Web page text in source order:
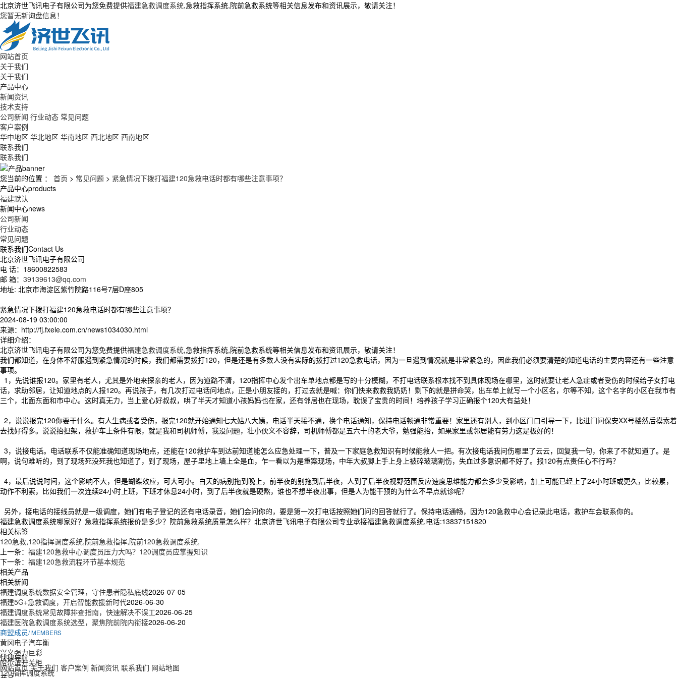
北京济世飞讯电子有限公司为您免费提供福建急救调度系统,急救指挥系统,院前急救系统等相关信息发布和资讯展示，敬请关注！
您暂无新询盘信息！
网站首页
关于我们
关于我们
产品中心
新闻资讯
技术支持
公司新闻 行业动态 常见问题
客户案例
华中地区 华北地区 华南地区 西北地区 西南地区
联系我们
联系我们
您当前的位置 ： 首页 > 常见问题 > 紧急情况下拨打福建120急救电话时都有哪些注意事项？
产品中心products
福建默认
新闻中心news
公司新闻
行业动态
常见问题
联系我们Contact Us
北京济世飞讯电子有限公司
电 话：18600822583
邮 箱： 39139613@qq.com
地址: 北京市海淀区紫竹院路116号7层D座805
紧急情况下拨打福建120急救电话时都有哪些注意事项？
2024-08-19 03:00:00
来源：http://fj.fxele.com.cn/news1034030.html
详细介绍：
北京济世飞讯电子有限公司为您免费提供福建急救调度系统,急救指挥系统,院前急救系统等相关信息发布和资讯展示，敬请关注！
我们都知道，在身体不舒服遇到紧急情况的时候，我们都需要拨打120，但是还是有多数人没有实际的拨打过120急救电话，因为一旦遇到情况就是非常紧急的，因此我们必须要清楚的知道电话的主要内容还有一些注意
事项。
1，先说谁报120。家里有老人，尤其是外地来探亲的老人，因为道路不清，120指挥中心发个出车单地点都是写的十分模糊，不打电话联系根本找不到具体现场在哪里，这时就要让老人急症或者受伤的时候给子女打电
话，求助邻居，让知道地点的人报120。再说孩子，有几次打过电话问地点，正是小朋友接的，打过去就是喊：你们快来救救我奶奶！剩下的就是拼命哭，出车单上就写一个小区名，尔等不知，这个名字的小区在我市有
三个，北面东面和市中心。这时真无力，当上爱心好叔叔，哄了半天才知道小孩妈妈也在家，还有邻居也在现场，耽误了宝贵的时间！培养孩子学习正确报个120大有益处！
2，说说报完120你要干什么。有人生病或者受伤，报完120就开始通知七大姑八大姨，电话半天接不通，换个电话通知，保持电话畅通非常重要！家里还有别人，到小区门口引导一下，比进门问保安XX号楼然后摸索着
去找好得多。说说抬担架，救护车上条件有限，就是我和司机师傅，我没问题，壮小伙义不容辞，司机师傅都是五六十的老大爷，勉强能抬，如果家里或邻居能有劳力这是极好的！
3，说接电话。电话联系不仅能准确知道现场地点，还能在120救护车到达前知道能怎么应急处理一下，普及一下家庭急救知识有时候能救人一把。有次接电话我问伤哪里了云云，回复我一句，你来了不就知道了。是
啊，说句难听的，到了现场死没死我也知道了，到了现场，屋子里地上墙上全是血，乍一看以为是重案现场，中年大叔脚上手上身上被碎玻璃割伤，失血过多意识都不好了。报120有点责任心不行吗？
4，最后说说时间，这个影响不大，但是蝴蝶效应，可大可小。白天的病别拖到晚上，前半夜的别拖到后半夜，人到了后半夜视野范围反应速度思维能力都会多少受影响，加上可能已经上了24小时班或更久，比较累，
动作不利索，比如我们一次连续24小时上班，下班才休息24小时，到了后半夜就是硬熬，谁也不想半夜出事，但是人为能干预的为什么不早点就诊呢？
另外，接电话的接线员就是一级调度，她们有电子登记的还有电话录音，她们会问你的，要是第一次打电话按照她们问的回答就行了。保持电话通畅，因为120急救中心会记录此电话，救护车会联系你的。
福建急救调度系统哪家好？急救指挥系统报价是多少？院前急救系统质量怎么样？北京济世飞讯电子有限公司专业承接福建急救调度系统,电话:13837151820
相关标签
120急救,120指挥调度系统,院前急救指挥,院前120急救调度系统,
上一条： 福建120急救中心调度员压力大吗？120调度员应掌握知识
下一条： 福建120急救流程环节基本规范
相关产品
相关新闻
福建调度系统数据安全管理，守住患者隐私底线2026-07-05
福建5G+急救调度，开启智能救援新时代2026-06-30
福建调度系统常见故障排查指南，快速解决不误工2026-06-25
福建医院急救调度系统选型，聚焦院前院内衔接2026-06-20
商盟成员/ MEMBERS
黄冈电子汽车衡
兴义强力巨彩
哈尔滨开关柜
120指挥调度系统
快捷导航
网站首页 关于我们 客户案例 新闻资讯 联系我们 网站地图